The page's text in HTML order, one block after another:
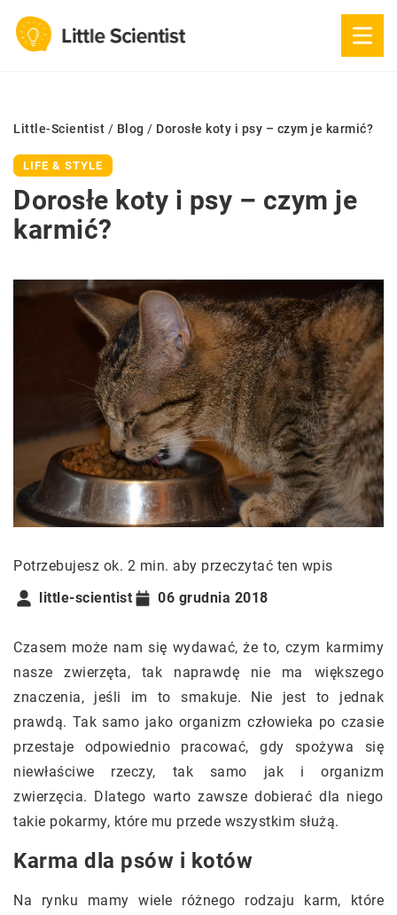
Little-Scientist / Blog / Dorosłe koty i psy – czym je karmić?
LIFE & STYLE
Dorosłe koty i psy – czym je
karmić?
Potrzebujesz ok. 2 min. aby przeczytać ten wpis
little-scientist
06 grudnia 2018
Czasem może nam się wydawać, że to, czym karmimy
nasze zwierzęta, tak naprawdę nie ma większego
znaczenia, jeśli im to smakuje. Nie jest to jednak
prawdą. Tak samo jako organizm człowieka po czasie
przestaje odpowiednio pracować, gdy spożywa się
niewłaściwe rzeczy, tak samo jak i organizm
zwierzęcia. Dlatego warto zawsze dobierać dla niego
takie pokarmy, które mu przede wszystkim służą.
Karma dla psów i kotów
Na rynku mamy wiele różnego rodzaju karm, które